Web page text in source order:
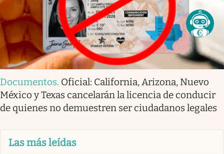
Documentos. Oficial: California, Arizona, Nuevo
México y Texas cancelarán la licencia de conducir
de quienes no demuestren ser ciudadanos legales
Las más leídas